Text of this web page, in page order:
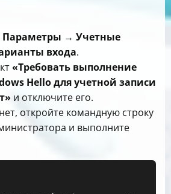
Параметры → Учетные
входа.
«Требовать выполнение
Hello для учетной записи
и отключите его.
откройте командную строку
и выполните